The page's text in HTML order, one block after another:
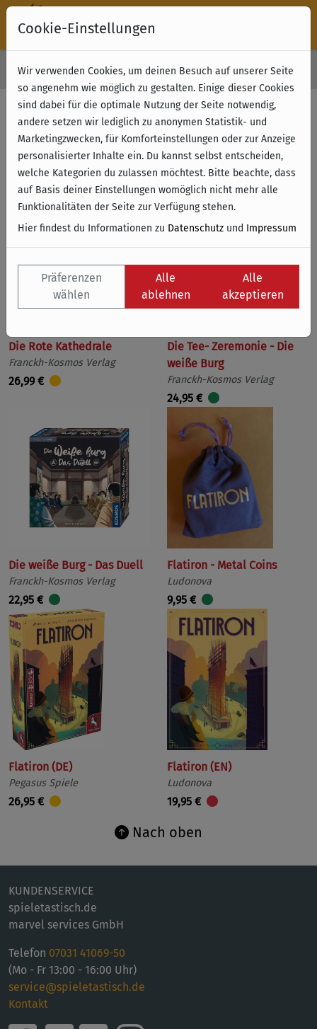
Kostenloser Versand & Retoure ab 49 € (innerhalb Deutschlands)
Filter anzeigen
Name
Die Rote Kathedrale
Franckh-Kosmos Verlag
26,99 €
Die Tee- Zeremonie - Die
weiße Burg
Franckh-Kosmos Verlag
24,95 €
Die weiße Burg - Das Duell
Franckh-Kosmos Verlag
22,95 €
Flatiron - Metal Coins
Ludonova
9,95 €
Flatiron (DE)
Pegasus Spiele
26,95 €
Flatiron (EN)
Ludonova
19,95 €
Nach oben
KUNDENSERVICE
spieletastisch.de
marvel services GmbH
Telefon 07031 41069-50
(Mo - Fr 13:00 - 16:00 Uhr)
service@spieletastisch.de
Kontakt
Cookie-Einstellungen
Wir verwenden Cookies, um deinen Besuch auf unserer Seite
so angenehm wie möglich zu gestalten. Einige dieser Cookies
sind dabei für die optimale Nutzung der Seite notwendig,
andere setzen wir lediglich zu anonymen Statistik- und
Marketingzwecken, für Komforteinstellungen oder zur Anzeige
personalisierter Inhalte ein. Du kannst selbst entscheiden,
welche Kategorien du zulassen möchtest. Bitte beachte, dass
auf Basis deiner Einstellungen womöglich nicht mehr alle
Funktionalitäten der Seite zur Verfügung stehen.
Hier findest du Informationen zu Datenschutz und Impressum
Präferenzen
wählen
Alle
ablehnen
Alle
akzeptieren